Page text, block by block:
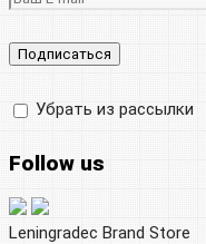
Убрать из рассылки
Follow us
Leningradec Brand Store